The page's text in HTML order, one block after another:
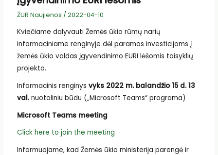
ŽUR Naujienos / 2022-04-10
Kviečiame dalyvauti Žemės ūkio rūmų narių
informaciniame renginyje dėl paramos investicijoms į
žemės ūkio valdas įgyvendinimo EURI lėšomis taisyklių
projekto.
Informacinis renginys vyks 2022 m. balandžio 15 d. 13
val.nuotoliniu būdu („Microsoft Teams“ programa)
Microsoft Teams meeting
Click here to join the meeting
Informuojame, kad Žemės ūkio ministerija parengė ir